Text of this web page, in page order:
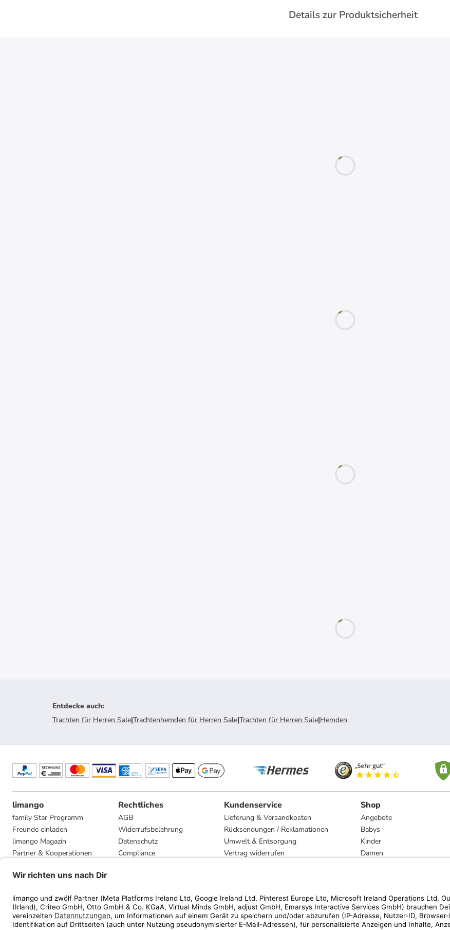
Details zur Produktsicherheit
Entdecke auch:
Trachten für Herren Sale|Trachtenhemden für Herren Sale|Trachten für Herren Sale|Hemden
limango
family Star Programm
Freunde einladen
limango Magazin
Partner & Kooperationen
Presse
Rechtliches
AGB
Widerrufsbelehrung
Datenschutz
Compliance
Kundenservice
Lieferung & Versandkosten
Rücksendungen / Reklamationen
Umwelt & Entsorgung
Vertrag widerrufen
Shop
Angebote
Babys
Kinder
Damen
Marken